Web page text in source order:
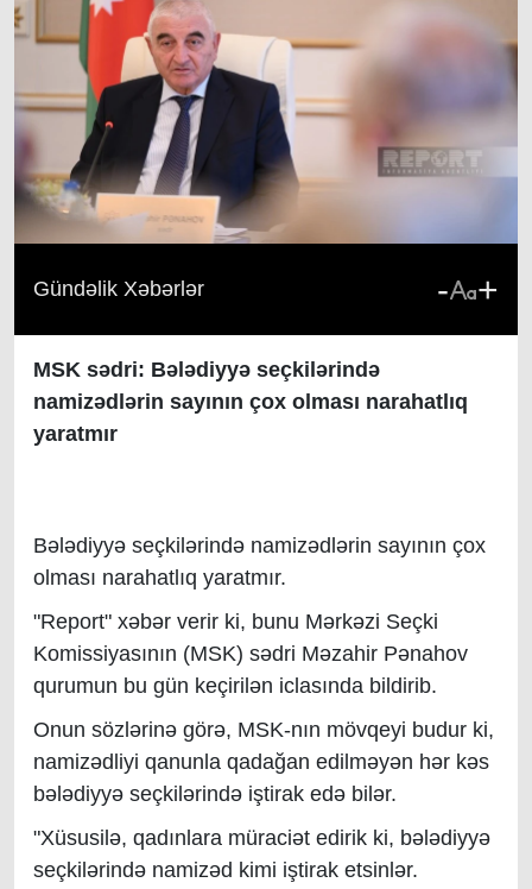
Gündəlik Xəbərlər - +
MSK sədri: Bələdiyyə seçkilərində
namizədlərin sayının çox olması narahatlıq
yaratmır
Bələdiyyə seçkilərində namizədlərin sayının çox
olması narahatlıq yaratmır.
"Report" xəbər verir ki, bunu Mərkəzi Seçki
Komissiyasının (MSK) sədri Məzahir Pənahov
qurumun bu gün keçirilən iclasında bildirib.
Onun sözlərinə görə, MSK-nın mövqeyi budur ki,
namizədliyi qanunla qadağan edilməyən hər kəs
bələdiyyə seçkilərində iştirak edə bilər.
"Xüsusilə, qadınlara müraciət edirik ki, bələdiyyə
seçkilərində namizəd kimi iştirak etsinlər.